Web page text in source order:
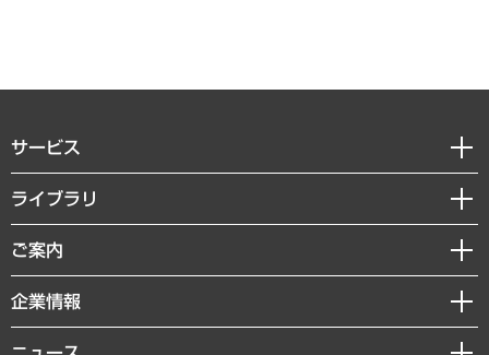
サービス
経営戦略
組織・人事戦略
デジタルイノベーション
共生・ダイバーシティ
ライブラリ
経済調査
レポート
コラム
ご案内
セミナー・イベント情報
MUFGビジネスセミナー
企業情報
私たちの想い